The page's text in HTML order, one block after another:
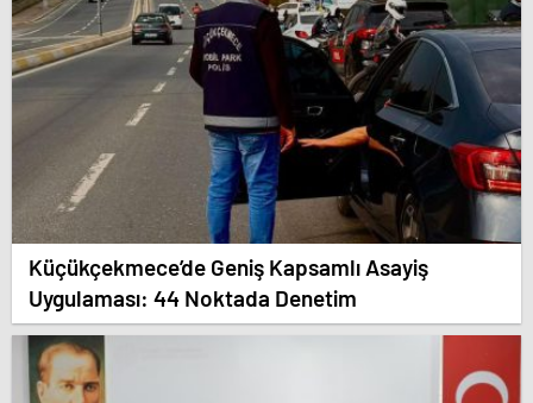
Küçükçekmece’de Geniş Kapsamlı Asayiş
Uygulaması: 44 Noktada Denetim